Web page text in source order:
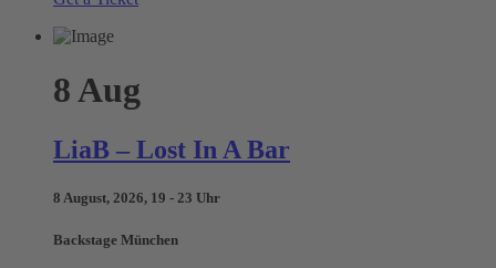
8Aug
LiaB – Lost In A Bar
8 August, 2026, 19 - 23 Uhr
Backstage München